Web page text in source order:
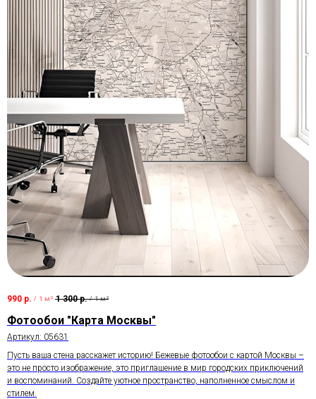
990 р. / 1 м² 1 300 р. / 1 м²
Фотообои "Карта Москвы"
Артикул: 05631
Пусть ваша стена расскажет историю! Бежевые фотообои с картой Москвы –
это не просто изображение, это приглашение в мир городских приключений
и воспоминаний. Создайте уютное пространство, наполненное смыслом и
стилем.